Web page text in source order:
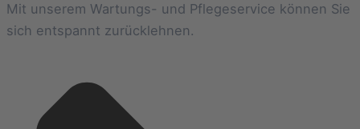
Mit unserem Wartungs- und Pflegeservice können Sie
sich entspannt zurücklehnen.